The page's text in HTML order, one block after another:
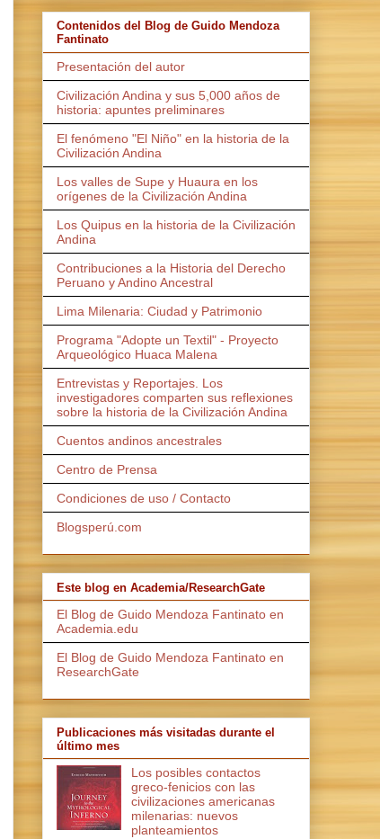
Contenidos del Blog de Guido Mendoza
Fantinato
Presentación del autor
Civilización Andina y sus 5,000 años de
historia: apuntes preliminares
El fenómeno "El Niño" en la historia de la
Civilización Andina
Los valles de Supe y Huaura en los
orígenes de la Civilización Andina
Los Quipus en la historia de la Civilización
Andina
Contribuciones a la Historia del Derecho
Peruano y Andino Ancestral
Lima Milenaria: Ciudad y Patrimonio
Programa "Adopte un Textil" - Proyecto
Arqueológico Huaca Malena
Entrevistas y Reportajes. Los
investigadores comparten sus reflexiones
sobre la historia de la Civilización Andina
Cuentos andinos ancestrales
Centro de Prensa
Condiciones de uso / Contacto
Blogsperú.com
Este blog en Academia/ResearchGate
El Blog de Guido Mendoza Fantinato en
Academia.edu
El Blog de Guido Mendoza Fantinato en
ResearchGate
Publicaciones más visitadas durante el
último mes
Los posibles contactos
greco-fenicios con las
civilizaciones americanas
milenarias: nuevos
planteamientos